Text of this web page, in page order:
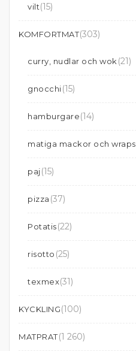
vilt(15)
KOMFORTMAT(303)
curry, nudlar och wok (21)
gnocchi(15)
hamburgare(14)
matiga mackor och wraps
paj(15)
pizza (37)
Potatis(22)
risotto (25)
texmex(31)
KYCKLING(100)
MATPRAT(1 260)